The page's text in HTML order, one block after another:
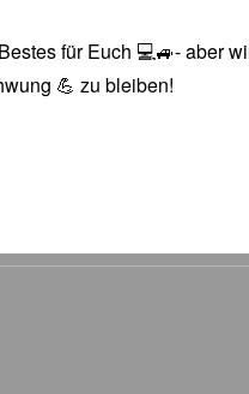
für Euch 💻🚙- aber
💪 zu bleiben!